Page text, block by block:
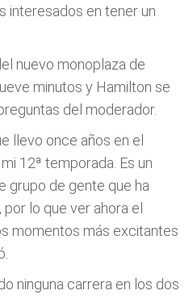
interesados en tener un
nuevo monoplaza de
minutos y Hamilton se
del moderador.
llevo once años en el
12ª temporada. Es un
grupo de gente que ha
lo que ver ahora el
momentos más excitantes
ninguna carrera en los dos